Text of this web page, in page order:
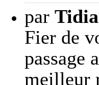
par
Fier de
passage
meilleur